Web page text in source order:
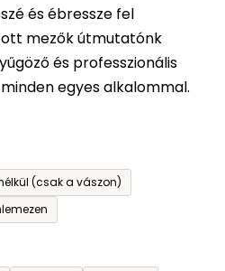
és ébressze fel
mezők útmutatónk
és professzionális
egyes alkalommal.
(csak a vászon)